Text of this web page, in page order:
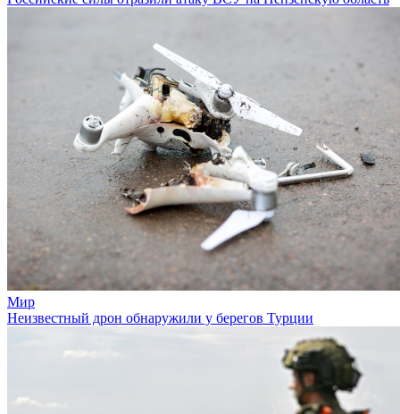
Мир
Неизвестный дрон обнаружили у берегов Турции